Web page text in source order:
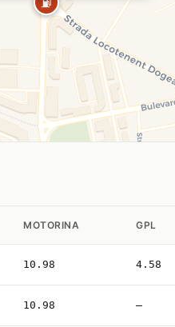
MOTORINA GPL
10.98 4.58
10.98 —